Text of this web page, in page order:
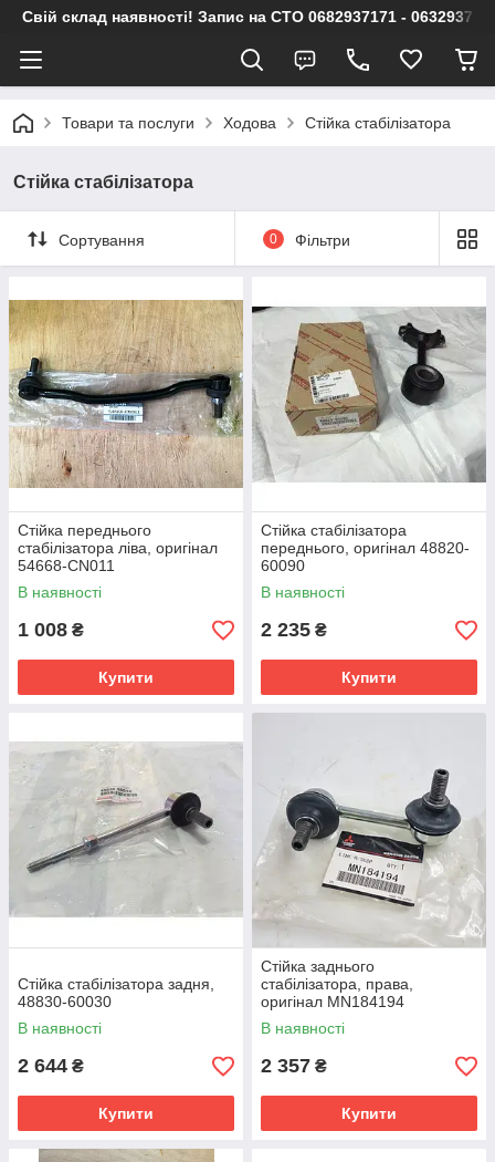
Свій склад наявності! Запис на СТО 0682937171 -
Товари та послуги Ходова Стійка стабілізатора
Стійка стабілізатора
Сортування 0 Фільтри
Стійка переднього
стабілізатора ліва, оригінал
54668-CN011
В наявності
1 008 ₴
Купити
Стійка стабілізатора
переднього, оригінал 48820-
60090
В наявності
2 235 ₴
Купити
Стійка стабілізатора задня,
48830-60030
В наявності
2 644 ₴
Купити
Стійка заднього
стабілізатора, права,
оригінал MN184194
В наявності
2 357 ₴
Купити